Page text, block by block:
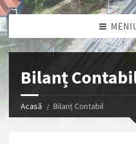
Bilanț
Acasă Bilanț Contabil